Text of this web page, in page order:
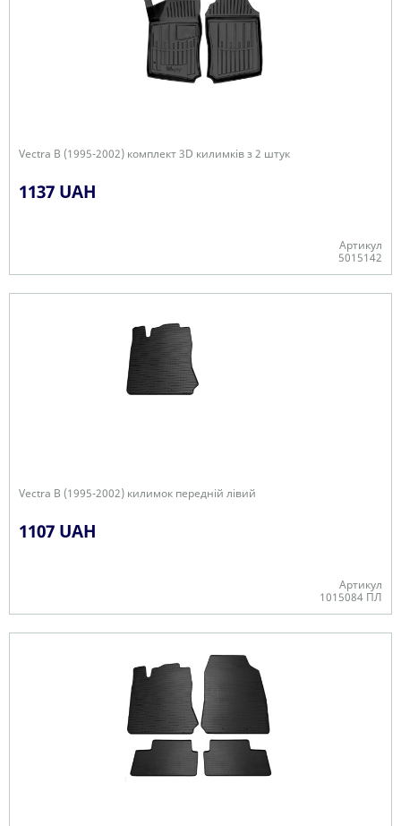
Vectra B (1995-2002) комплект 3D килимків з 2 штук
1137 UAH
Артикул
5015142
Vectra B (1995-2002) килимок передній лівий
1107 UAH
Артикул
1015084 ПЛ